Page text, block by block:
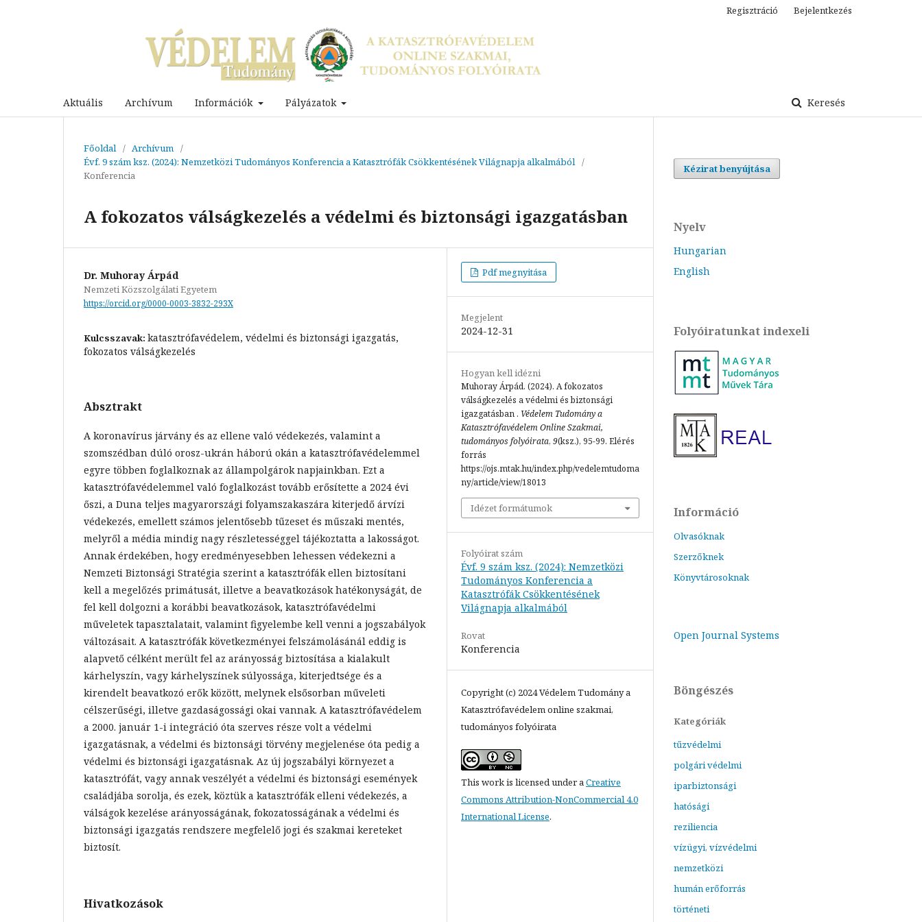
Aktuális Archívum Információk Pályázatok Keresés
Regisztráció Bejelentkezés
Főoldal / Archívum /
Évf. 9 szám ksz. (2024): Nemzetközi Tudományos Konferencia a Katasztrófák Csökkentésének Világnapja alkalmából /
Konferencia
A fokozatos válságkezelés a védelmi és biztonsági igazgatásban
Dr. Muhoray Árpád
Nemzeti Közszolgálati Egyetem
https://orcid.org/0000-0003-3832-293X
Kulcsszavak: katasztrófavédelem, védelmi és biztonsági igazgatás,
fokozatos válságkezelés
Absztrakt
A koronavírus járvány és az ellene való védekezés, valamint a
szomszédban dúló orosz-ukrán háború okán a katasztrófavédelemmel
egyre többen foglalkoznak az állampolgárok napjainkban. Ezt a
katasztrófavédelemmel való foglalkozást tovább erősítette a 2024 évi
őszi, a Duna teljes magyarországi folyamszakaszára kiterjedő árvízi
védekezés, emellett számos jelentősebb tűzeset és műszaki mentés,
melyről a média mindig nagy részletességgel tájékoztatta a lakosságot.
Annak érdekében, hogy eredményesebben lehessen védekezni a
Nemzeti Biztonsági Stratégia szerint a katasztrófák ellen biztosítani
kell a megelőzés primátusát, illetve a beavatkozások hatékonyságát, de
fel kell dolgozni a korábbi beavatkozások, katasztrófavédelmi
műveletek tapasztalatait, valamint figyelembe kell venni a jogszabályok
változásait. A katasztrófák következményei felszámolásánál eddig is
alapvető célként merült fel az arányosság biztosítása a kialakult
kárhelyszín, vagy kárhelyszínek súlyossága, kiterjedtsége és a
kirendelt beavatkozó erők között, melynek elsősorban műveleti
célszerűségi, illetve gazdaságossági okai vannak. A katasztrófavédelem
a 2000. január 1-i integráció óta szerves része volt a védelmi
igazgatásnak, a védelmi és biztonsági törvény megjelenése óta pedig a
védelmi és biztonsági igazgatásnak. Az új jogszabályi környezet a
katasztrófát, vagy annak veszélyét a védelmi és biztonsági események
családjába sorolja, és ezek, köztük a katasztrófák elleni védekezés, a
válságok kezelése arányosságának, fokozatosságának a védelmi és
biztonsági igazgatás rendszere megfelelő jogi és szakmai kereteket
biztosít.
Hivatkozások
Pdf megnyitása
Megjelent
2024-12-31
Hogyan kell idézni
Muhoray Árpád. (2024). A fokozatos
válságkezelés a védelmi és biztonsági
igazgatásban . Védelem Tudomány a
Katasztrófavédelem Online Szakmai,
tudományos folyóirata, 9(ksz.), 95-99. Elérés
forrás
https://ojs.mtak.hu/index.php/vedelemtudoma
ny/article/view/18013
Idézet formátumok
Folyóirat szám
Évf. 9 szám ksz. (2024): Nemzetközi
Tudományos Konferencia a
Katasztrófák Csökkentésének
Világnapja alkalmából
Rovat
Konferencia
Copyright (c) 2024 Védelem Tudomány a
Katasztrófavédelem online szakmai,
tudományos folyóirata
This work is licensed under aCreative
Commons Attribution-NonCommercial 4.0
International License.
Kézirat benyújtása
Nyelv
Hungarian
English
Folyóiratunkat indexeli
Információ
Olvasóknak
Szerzőknek
Könyvtárosoknak
Open Journal Systems
Böngészés
Kategóriák
tűzvédelmi
polgári védelmi
iparbiztonsági
hatósági
reziliencia
vízügyi, vízvédelmi
nemzetközi
humán erőforrás
történeti